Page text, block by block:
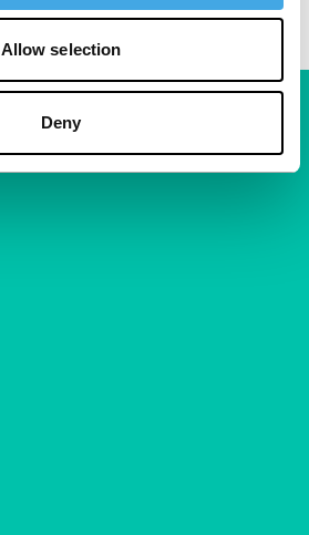
Allow selection
Deny